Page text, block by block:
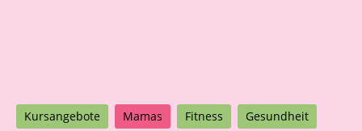
Kursangebote Mamas Fitness Gesundheit